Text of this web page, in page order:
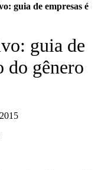
guia de empresas é
guia de
do gênero